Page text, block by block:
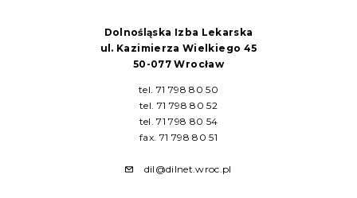
Dolnośląska Izba Lekarska
ul. Kazimierza Wielkiego 45
50-077 Wrocław
tel. 71 798 80 50
tel. 71 798 80 52
tel. 71 798 80 54
fax. 71 798 80 51
dil@dilnet.wroc.pl